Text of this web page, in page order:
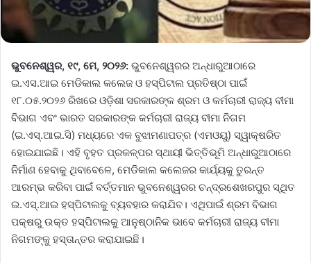
ଭୁବନେଶ୍ୱର, ୧୯, ମେ, ୨୦୨୬: ଭୁବନେଶ୍ୱରର ଅନ୍ଧାରୁଆଠାରେ
ଇ.ଏସ.ଆଇ ମେଡିକାଲ କଲେଜ ଓ ହସ୍ପିଟାଲ ପ୍ରତିଷ୍ଠା ପାଇଁ
୧୮.୦୫.୨୦୨୬ ରିଖରେ ଓଡ଼ିଶା ସରକାରଙ୍କ ଶ୍ରମ ଓ କର୍ମଚାରୀ ରାଜ୍ୟ ବୀମା
ବିଭାଗ ଏବଂ ଭାରତ ସରକାରଙ୍କ କର୍ମଚାରୀ ରାଜ୍ୟ ବୀମା ନିଗମ
(ଇ.ଏସ୍.ଆଇ.ସି) ମଧ୍ୟରେ ଏକ ବୁଝାମଣାପତ୍ର (ଏମଓୟୁ) ସ୍ୱାକ୍ଷରିତ
ହୋଇଯାଇଛି। ଏହି ବୃହତ ପ୍ରକଳ୍ପର ସ୍ଥାୟୀ ଭିତ୍ତିଭୂମି ଅନ୍ଧାରୁଆଠାରେ
ନିର୍ମାଣ ହେବାକୁ ଥିବାବେଳେ, ମେଡିକାଲ କଲେଜର କାର୍ଯ୍ୟକୁ ତୁରନ୍ତ
ଆରମ୍ଭ କରିବା ପାଇଁ ବର୍ତ୍ତମାନ ଭୁବନେଶ୍ୱରର ଚନ୍ଦ୍ରଶେଖରପୁର ସ୍ଥିତ
ଇ.ଏସ୍.ଆଇ ହସ୍ପିଟାଲକୁ ବ୍ୟବହାର କରାଯିବ। ଏଥିପାଇଁ ଶ୍ରମ ବିଭାଗ
ପକ୍ଷରୁ ଉକ୍ତ ହସ୍ପିଟାଲକୁ ଆନୁଷ୍ଠାନିକ ଭାବେ କର୍ମଚାରୀ ରାଜ୍ୟ ବୀମା
ନିଗମଙ୍କୁ ହସ୍ତାନ୍ତର କରାଯାଇଛି।